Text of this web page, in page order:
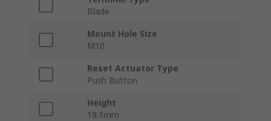
Blade
Mount Hole Size
M10
Reset Actuator Type
Push Button
Height
19.1mm